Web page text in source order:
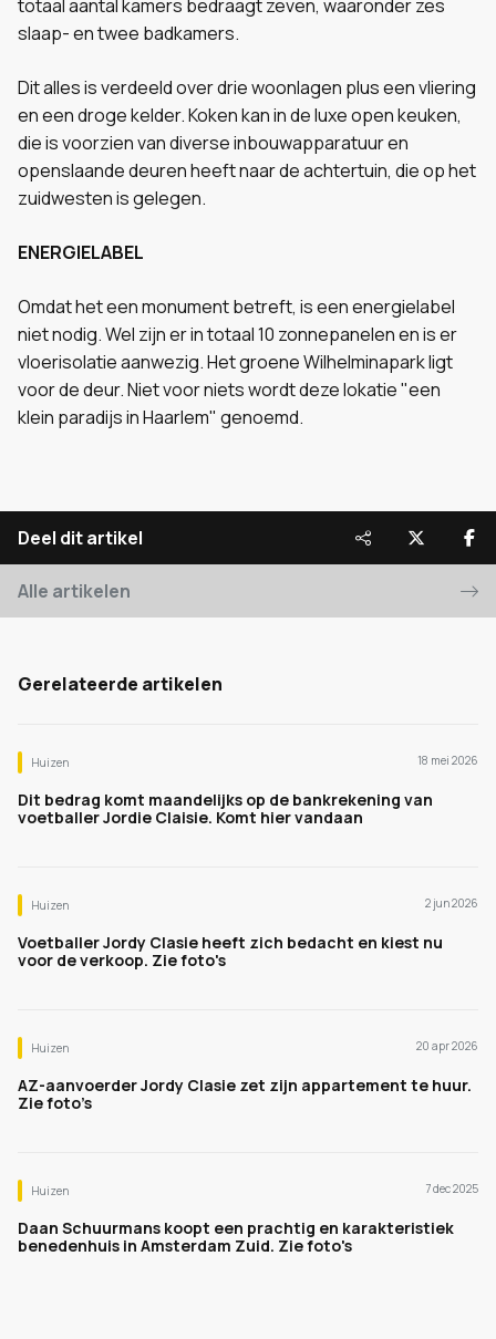
totaal aantal kamers bedraagt zeven, waaronder zes
slaap- en twee badkamers.
Dit alles is verdeeld over drie woonlagen plus een vliering
en een droge kelder. Koken kan in de luxe open keuken,
die is voorzien van diverse inbouwapparatuur en
openslaande deuren heeft naar de achtertuin, die op het
zuidwesten is gelegen.
ENERGIELABEL
Omdat het een monument betreft, is een energielabel
niet nodig. Wel zijn er in totaal 10 zonnepanelen en is er
vloerisolatie aanwezig. Het groene Wilhelminapark ligt
voor de deur. Niet voor niets wordt deze lokatie "een
klein paradijs in Haarlem" genoemd.
Deel dit artikel
Alle artikelen
Gerelateerde artikelen
Huizen 18 mei 2026
Dit bedrag komt maandelijks op de bankrekening van
voetballer Jordie Claisie. Komt hier vandaan
Huizen 2 jun 2026
Voetballer Jordy Clasie heeft zich bedacht en kiest nu
voor de verkoop. Zie foto's
Huizen 20 apr 2026
AZ-aanvoerder Jordy Clasie zet zijn appartement te huur.
Zie foto’s
Huizen 7 dec 2025
Daan Schuurmans koopt een prachtig en karakteristiek
benedenhuis in Amsterdam Zuid. Zie foto's